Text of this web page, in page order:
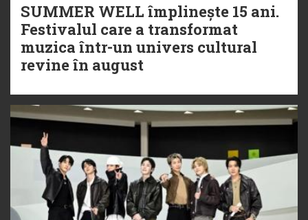
SUMMER WELL împlinește 15 ani.
Festivalul care a transformat
muzica într-un univers cultural
revine în august